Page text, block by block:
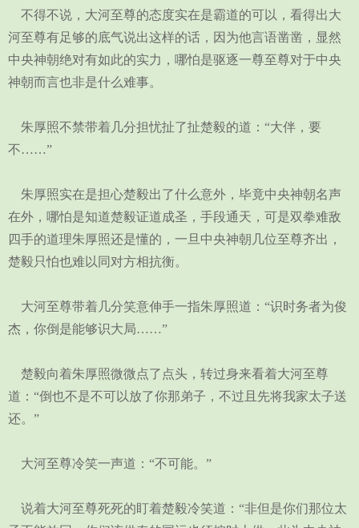
不得不说，大河至尊的态度实在是霸道的可以，看得出大
河至尊有足够的底气说出这样的话，因为他言语凿凿，显然
中央神朝绝对有如此的实力，哪怕是驱逐一尊至尊对于中央
神朝而言也非是什么难事。
朱厚照不禁带着几分担忧扯了扯楚毅的道：“大伴，要
不……”
朱厚照实在是担心楚毅出了什么意外，毕竟中央神朝名声
在外，哪怕是知道楚毅证道成圣，手段通天，可是双拳难敌
四手的道理朱厚照还是懂的，一旦中央神朝几位至尊齐出，
楚毅只怕也难以同对方相抗衡。
大河至尊带着几分笑意伸手一指朱厚照道：“识时务者为俊
杰，你倒是能够识大局……”
楚毅向着朱厚照微微点了点头，转过身来看着大河至尊
道：“倒也不是不可以放了你那弟子，不过且先将我家太子送
还。”
大河至尊冷笑一声道：“不可能。”
说着大河至尊死死的盯着楚毅冷笑道：“非但是你们那位太